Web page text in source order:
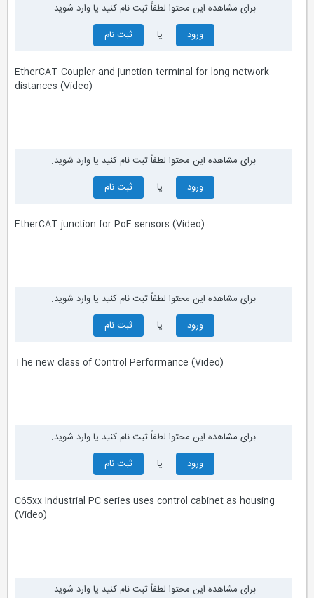
برای مشاهده این محتوا لطفاً ثبت نام کنید یا وارد شوید.
ورود
ثبت نام
EtherCAT Coupler and junction terminal for long network
distances (Video)
برای مشاهده این محتوا لطفاً ثبت نام کنید یا وارد شوید.
ورود
ثبت نام
EtherCAT junction for PoE sensors (Video)
برای مشاهده این محتوا لطفاً ثبت نام کنید یا وارد شوید.
ورود
ثبت نام
The new class of Control Performance (Video)
برای مشاهده این محتوا لطفاً ثبت نام کنید یا وارد شوید.
ورود
ثبت نام
C65xx Industrial PC series uses control cabinet as housing
(Video)
برای مشاهده این محتوا لطفاً ثبت نام کنید یا وارد شوید.